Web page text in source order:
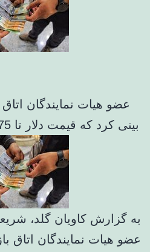
عضو هیات نمایندگان
بینی کرد که قیمت دلار تا 75 هزار تومان پایین آید.
به گزارش کاویان گلد،
عضو هیات نمایندگان اتاق